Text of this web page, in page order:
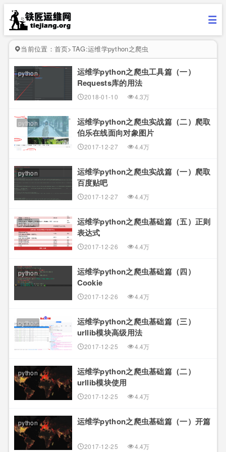
当前位置： 首页>TAG:运维学python之爬虫
python
运维学python之爬虫工具篇（一）
Requests库的用法
2018-01-10 4.3万
python
运维学python之爬虫实战篇（二）爬取
伯乐在线面向对象图片
2017-12-27 4.4万
python
运维学python之爬虫实战篇（一）爬取
百度贴吧
2017-12-27 4.4万
python
运维学python之爬虫基础篇（五）正则
表达式
2017-12-26 4.4万
python
运维学python之爬虫基础篇（四）
Cookie
2017-12-26 4.4万
python
运维学python之爬虫基础篇（三）
urllib模块高级用法
2017-12-25 4.4万
python
运维学python之爬虫基础篇（二）
urllib模块使用
2017-12-25 4.4万
python 运维学python之爬虫基础篇（一）开篇
2017-12-25 4.4万